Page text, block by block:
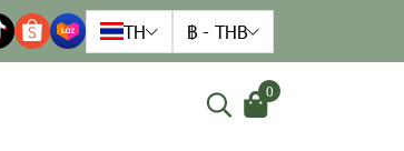
TH ฿ - THB
0